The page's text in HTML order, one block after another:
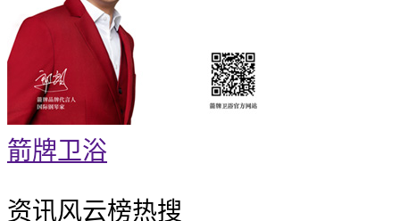
箭牌卫浴
资讯风云榜热搜